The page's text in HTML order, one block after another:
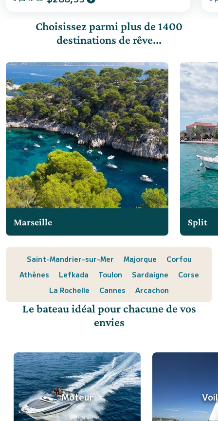
Choisissez parmi plus de 1400
destinations de rêve...
Marseille Split
Saint-Mandrier-sur-Mer Majorque
Corfou
Athènes
Lefkada Toulon Sardaigne
Corse
La Rochelle
Cannes Arcachon
Le bateau idéal pour chacune de vos
envies
Moteur